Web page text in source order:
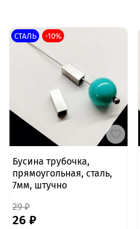
СТАЛЬ -10%
Бусина трубочка,
прямоугольная, сталь,
7мм, штучно
29 ₽
26 ₽